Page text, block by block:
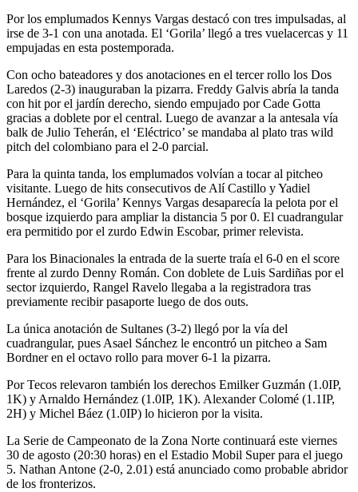
Por los emplumados Kennys Vargas destacó con tres impulsadas, al
irse de 3-1 con una anotada. El ‘Gorila’ llegó a tres vuelacercas y 11
empujadas en esta postemporada.
Con ocho bateadores y dos anotaciones en el tercer rollo los Dos
Laredos (2-3) inauguraban la pizarra. Freddy Galvis abría la tanda
con hit por el jardín derecho, siendo empujado por Cade Gotta
gracias a doblete por el central. Luego de avanzar a la antesala vía
balk de Julio Teherán, el ‘Eléctrico’ se mandaba al plato tras wild
pitch del colombiano para el 2-0 parcial.
Para la quinta tanda, los emplumados volvían a tocar al pitcheo
visitante. Luego de hits consecutivos de Alí Castillo y Yadiel
Hernández, el ‘Gorila’ Kennys Vargas desaparecía la pelota por el
bosque izquierdo para ampliar la distancia 5 por 0. El cuadrangular
era permitido por el zurdo Edwin Escobar, primer relevista.
Para los Binacionales la entrada de la suerte traía el 6-0 en el score
frente al zurdo Denny Román. Con doblete de Luis Sardiñas por el
sector izquierdo, Rangel Ravelo llegaba a la registradora tras
previamente recibir pasaporte luego de dos outs.
La única anotación de Sultanes (3-2) llegó por la vía del
cuadrangular, pues Asael Sánchez le encontró un pitcheo a Sam
Bordner en el octavo rollo para mover 6-1 la pizarra.
Por Tecos relevaron también los derechos Emilker Guzmán (1.0IP,
1K) y Arnaldo Hernández (1.0IP, 1K). Alexander Colomé (1.1IP,
2H) y Michel Báez (1.0IP) lo hicieron por la visita.
La Serie de Campeonato de la Zona Norte continuará este viernes
30 de agosto (20:30 horas) en el Estadio Mobil Super para el juego
5. Nathan Antone (2-0, 2.01) está anunciado como probable abridor
de los fronterizos.